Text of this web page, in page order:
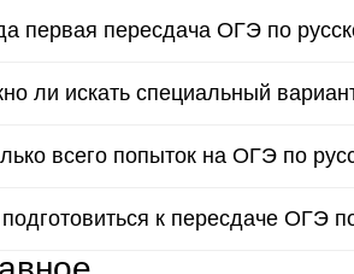
первая пересдача ОГЭ по
ли искать специальный
всего попыток на ОГЭ по
25 сентября).
подготовиться к пересдаче ОГЭ
свои слабые места (обычно это